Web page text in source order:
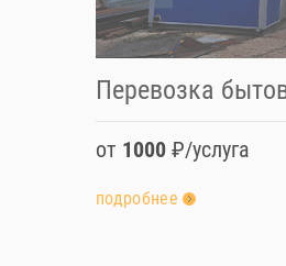
Перевозка
от 1000 ₽/услуга
подробнее